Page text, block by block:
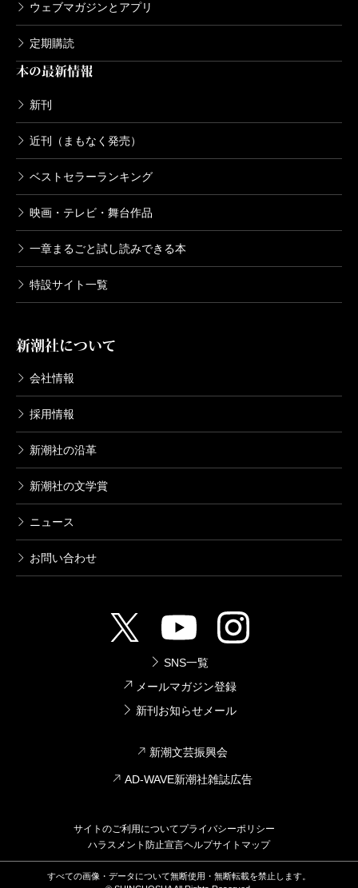
ウェブマガジンとアプリ
定期購読
本の最新情報
新刊
近刊（まもなく発売）
ベストセラーランキング
映画・テレビ・舞台作品
一章まるごと試し読みできる本
特設サイト一覧
新潮社について
会社情報
採用情報
新潮社の沿革
新潮社の文学賞
ニュース
お問い合わせ
SNS一覧
メールマガジン登録
新刊お知らせメール
新潮文芸振興会
AD-WAVE新潮社雑誌広告
サイトのご利用についてプライバシーポリシー
ハラスメント防止宣言ヘルプサイトマップ
すべての画像・データについて無断使用・無断転載を禁止します。